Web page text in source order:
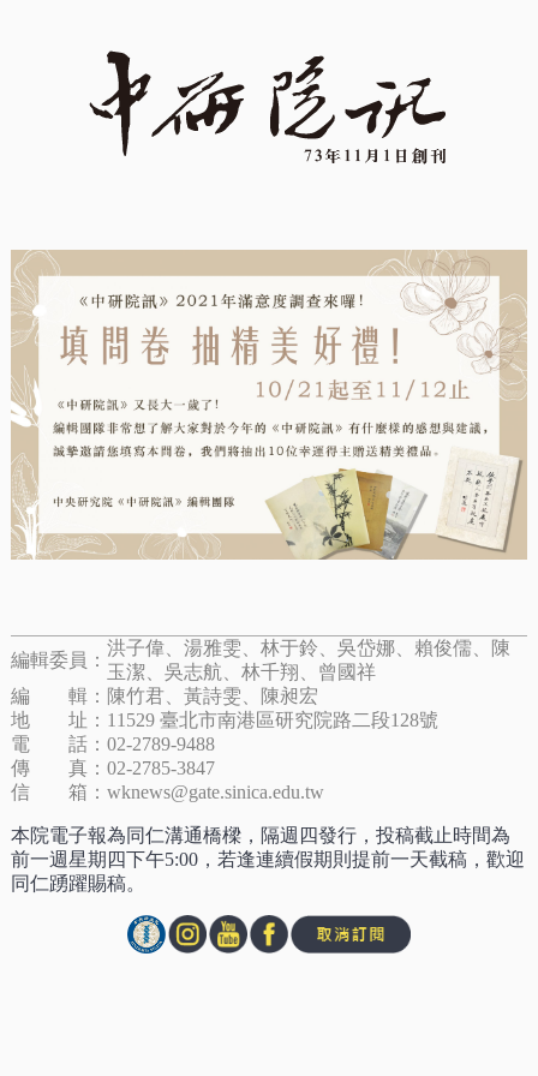
編輯委員：
洪子偉、湯雅雯、林于鈴、吳岱娜、賴俊儒、陳
玉潔、吳志航、林千翔、曾國祥
編 輯： 陳竹君、黃詩雯、陳昶宏
地 址： 11529 臺北市南港區研究院路二段128號
電 話： 02-2789-9488
傳 真： 02-2785-3847
信 箱： wknews@gate.sinica.edu.tw
本院電子報為同仁溝通橋樑，隔週四發行，投稿截止時間為
前一週星期四下午5:00，若逢連續假期則提前一天截稿，歡迎
同仁踴躍賜稿。